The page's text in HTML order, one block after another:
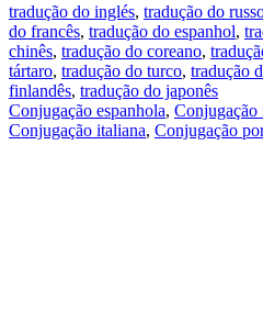
tradução do inglés, tradução do
do francês, tradução do espanhol,
chinês, tradução do coreano,
tártaro, tradução do turco, tradução
finlandês, tradução do japonês
Conjugação espanhola, Conjugação
Conjugação italiana, Conjugação